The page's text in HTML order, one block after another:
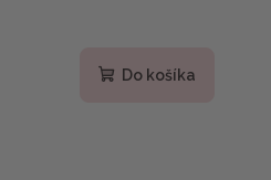
produktu
Do košíka